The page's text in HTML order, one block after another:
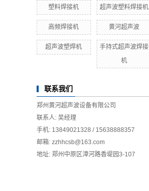
塑料焊接机 超声波塑料焊接机
高频焊接机 黄河超声波
超声波塑焊机
手持式超声波焊接
机
联系我们
郑州黄河超声波设备有限公司
联系人: 吴经理
手机: 13849021328 / 15638888357
邮箱: zzhhcsb@163.com
地址: 郑州中原区漳河路香堤园3-107